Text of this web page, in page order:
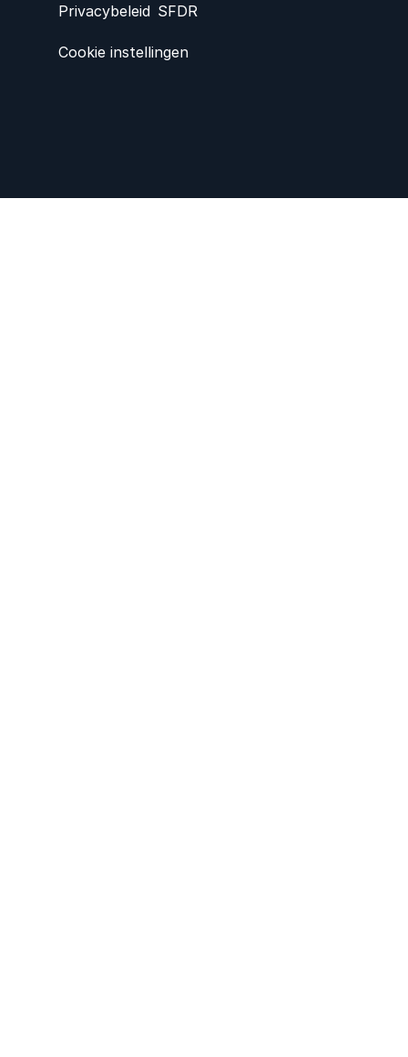
Privacybeleid SFDR
Cookie instellingen